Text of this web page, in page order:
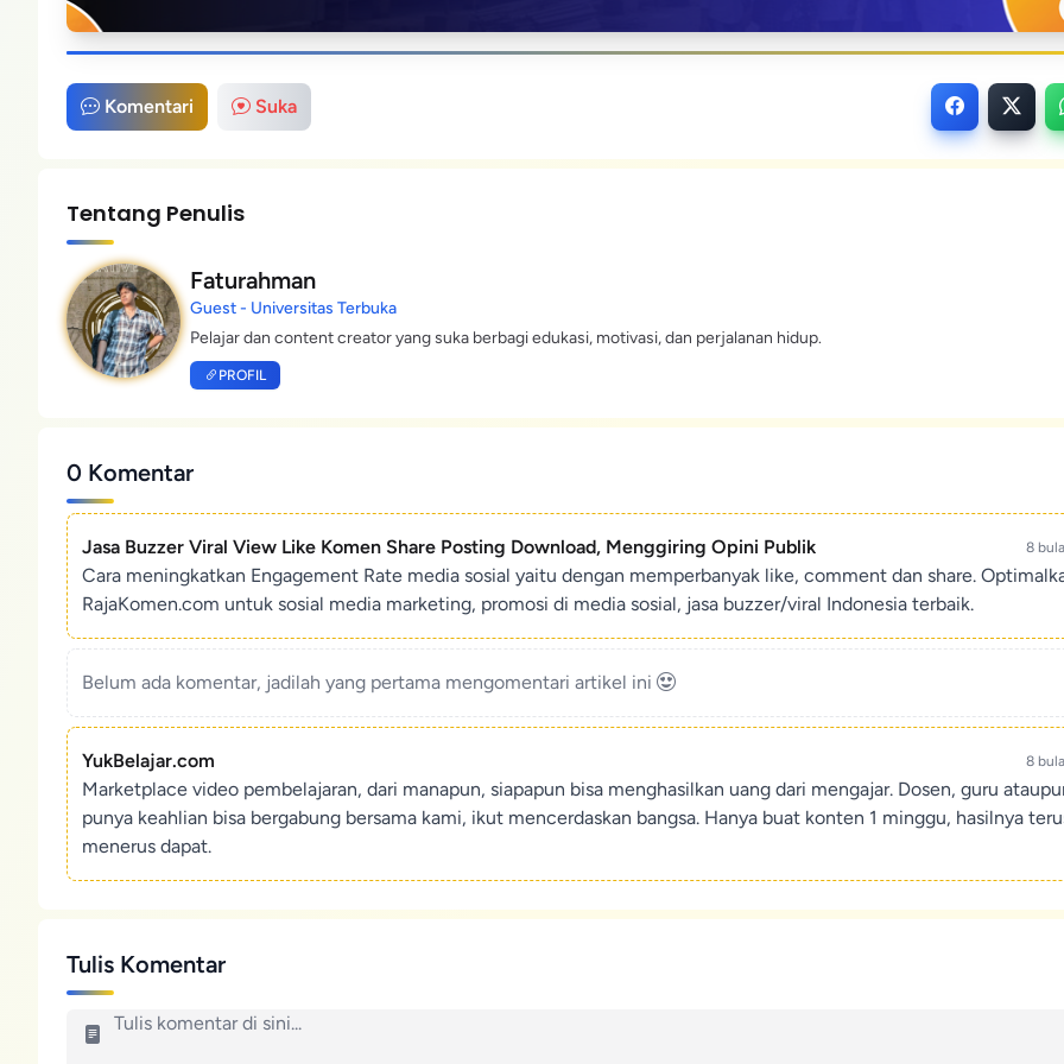
Komentari Suka
Tentang Penulis
Faturahman
Guest - Universitas Terbuka
Pelajar dan content creator yang suka berbagi edukasi, motivasi, dan perjalanan hidup.
PROFIL
0 Komentar
Jasa Buzzer Viral View Like Komen Share Posting Download, Menggiring Opini Publik 8
Cara meningkatkan Engagement Rate media sosial yaitu dengan memperbanyak like, comment dan share.
RajaKomen.com untuk sosial media marketing, promosi di media sosial, jasa buzzer/viral Indonesia terbaik.
Belum ada komentar, jadilah yang pertama mengomentari artikel ini
YukBelajar.com 8
Marketplace video pembelajaran, dari manapun, siapapun bisa menghasilkan uang dari mengajar. Dosen, guru
punya keahlian bisa bergabung bersama kami, ikut mencerdaskan bangsa. Hanya buat konten 1 minggu, hasilnya
menerus dapat.
Tulis Komentar